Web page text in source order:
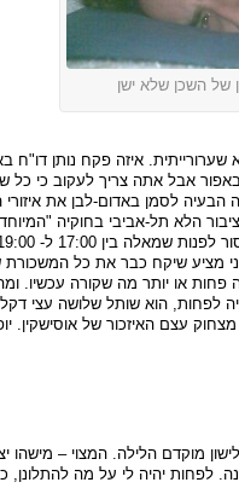
של השכן שלא ישן
איזה פקח נותן דו"ח
אבל אתה צריך לעקוב כי כל
לסמן באדום-לבן את איזורי
הלא תל-אביבי בחוקיה
מציע שיקח כבר את כל המשכורת
פחות או יותר מה שקורה עכשיו.
לפחות, הוא שותל שלושה עצי דקל.
עצם האיזכור של אוסישקין.
מוקדם הלילה. המצוי – מישהו
לפחות יהיה לי על מה להתלונן,